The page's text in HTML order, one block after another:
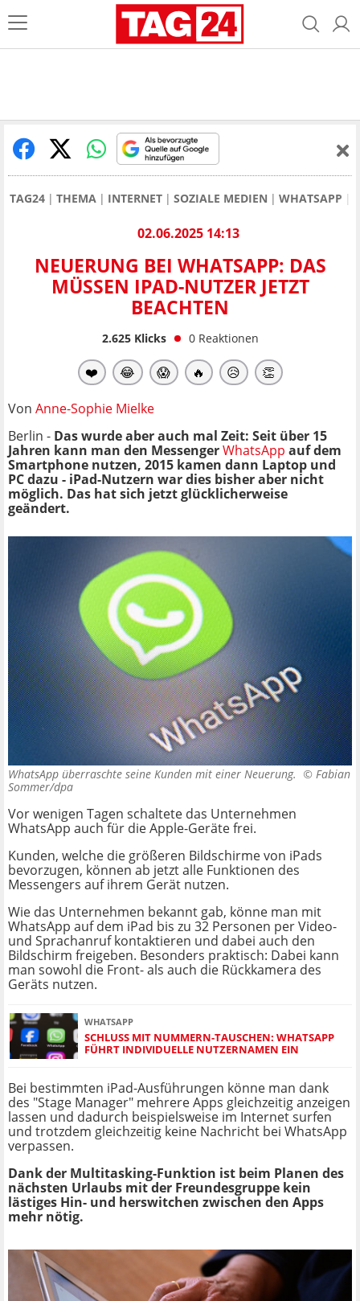
TAG24 THEMA INTERNET SOZIALE MEDIEN WHATSAPP
02.06.2025 14:13
NEUERUNG BEI WHATSAPP: DAS
MÜSSEN IPAD-NUTZER JETZT
BEACHTEN
2.625Klicks 0 Reaktionen
❤️ 😂 😱 🔥 😥 👏
Von Anne-Sophie Mielke
Berlin - Das wurde aber auch mal Zeit: Seit über 15
Jahren kann man den MessengerWhatsApp auf dem
Smartphone nutzen, 2015 kamen dann Laptop und
PC dazu - iPad-Nutzern war dies bisher aber nicht
möglich. Das hat sich jetzt glücklicherweise
geändert.
WhatsApp überraschte seine Kunden mit einer Neuerung. © Fabian
Sommer/dpa
Vor wenigen Tagen schaltete das Unternehmen
WhatsApp auch für die Apple-Geräte frei.
Kunden, welche die größeren Bildschirme von iPads
bevorzugen, können ab jetzt alle Funktionen des
Messengers auf ihrem Gerät nutzen.
Wie das Unternehmen bekannt gab, könne man mit
WhatsApp auf dem iPad bis zu 32 Personen per Video-
und Sprachanruf kontaktieren und dabei auch den
Bildschirm freigeben. Besonders praktisch: Dabei kann
man sowohl die Front- als auch die Rückkamera des
Geräts nutzen.
WHATSAPP
SCHLUSS MIT NUMMERN-TAUSCHEN: WHATSAPP
FÜHRT INDIVIDUELLE NUTZERNAMEN EIN
Bei bestimmten iPad-Ausführungen könne man dank
des "Stage Manager" mehrere Apps gleichzeitig anzeigen
lassen und dadurch beispielsweise im Internet surfen
und trotzdem gleichzeitig keine Nachricht bei WhatsApp
verpassen.
Dank der Multitasking-Funktion ist beim Planen des
nächsten Urlaubs mit der Freundesgruppe kein
lästiges Hin- und herswitchen zwischen den Apps
mehr nötig.